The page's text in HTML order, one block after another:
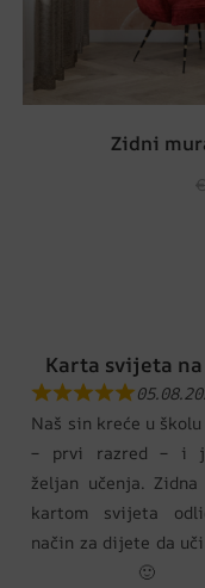
Zidni
Karta svijeta
Naš sin kreće u
– prvi razred – i
željan učenja.
kartom svijeta
način za dijete da
🙂